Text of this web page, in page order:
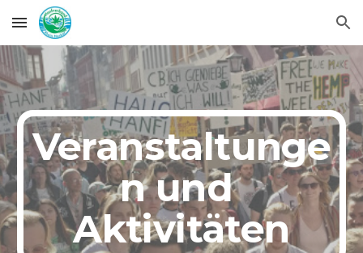
Skip to main content Skip to navigation
Veranstaltunge
n und
Aktivitäten